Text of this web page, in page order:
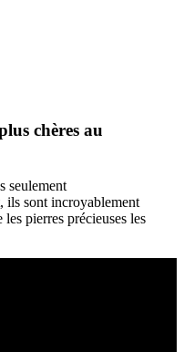
chères au
seulement
ils sont incroyablement
pierres précieuses les